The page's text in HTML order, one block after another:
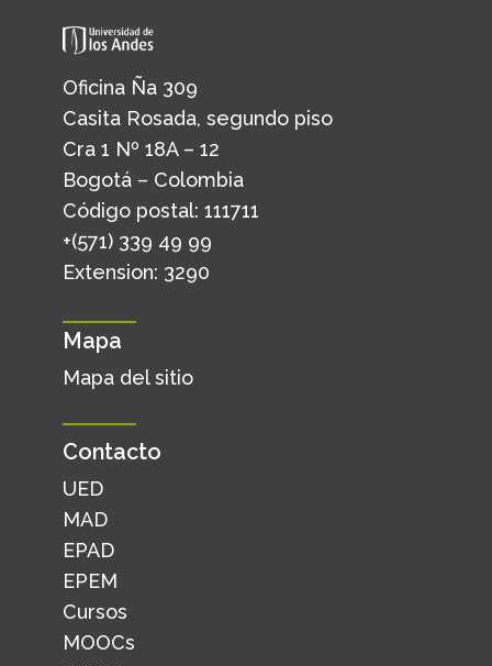
Oficina Ña 309
Casita Rosada, segundo piso
Cra 1 Nº 18A – 12
Bogotá – Colombia
Código postal: 111711
+(571) 339 49 99
Extension: 3290
Mapa
Mapa del sitio
Contacto
UED
MAD
EPAD
EPEM
Cursos
MOOCs